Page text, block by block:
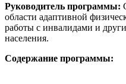
Руководитель программы:
области адаптивной
работы с инвалидами и
населения.
Содержание программы: